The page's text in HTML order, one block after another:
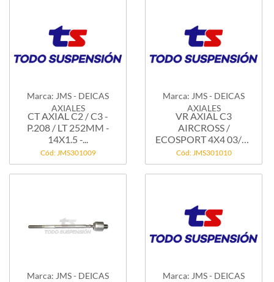
Marca: JMS - DEICAS
AXIALES
CT AXIAL C2 / C3 -
P.208 / LT 252MM -
14X1.5 -...
Cód: JMS301009
Marca: JMS - DEICAS
AXIALES
VR AXIAL C3
AIRCROSS /
ECOSPORT 4X4 03/12
- TEMPRA...
Cód: JMS301010
Marca: JMS - DEICAS
Marca: JMS - DEICAS